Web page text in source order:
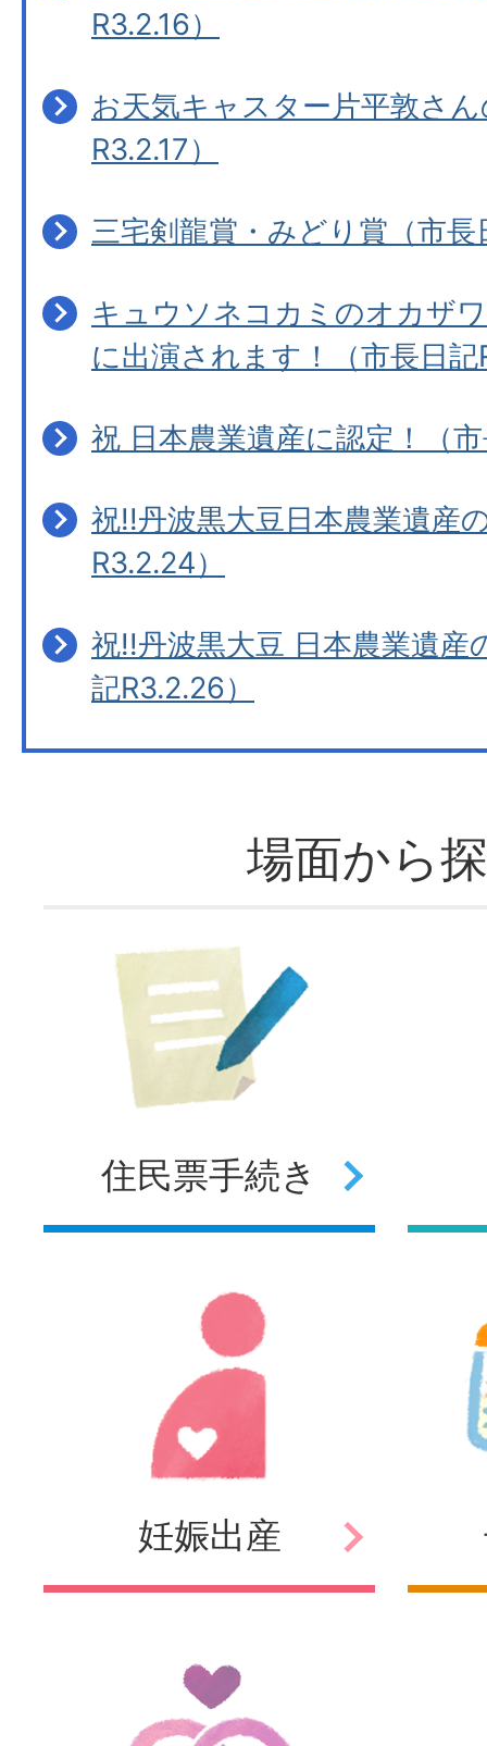
R3.2.16）
お天気キャスター片平敦さ
R3.2.17）
三宅剣龍賞・みどり賞（市長
キュウソネコカミのオカザ
に出演されます！（市長日記
祝 日本農業遺産に認定！（
祝!!丹波黒大豆日本農業遺産
R3.2.24）
祝!!丹波黒大豆 日本農業遺産
記R3.2.26）
場面から
住民票手続き
妊娠出産